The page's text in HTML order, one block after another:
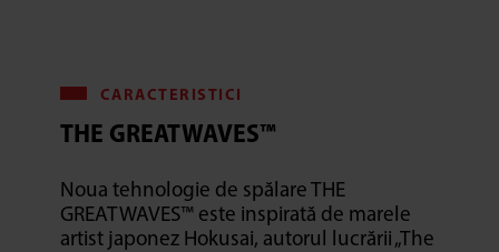
CARACTERISTICI
THE GREATWAVES™
Noua tehnologie de spălare THE
GREATWAVES™ este inspirată de marele
artist japonez Hokusai, autorul lucrării „The